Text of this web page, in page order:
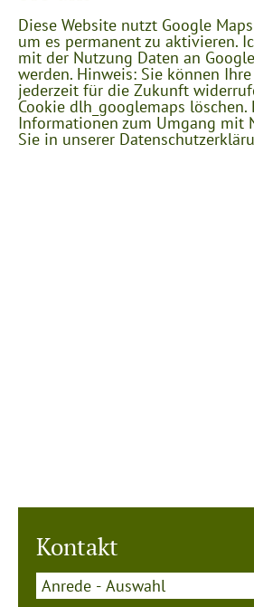
Diese Website nutzt Google
um es permanent zu aktivieren.
mit der Nutzung Daten an
werden. Hinweis: Sie können
jederzeit für die Zukunft
Cookie dlh_googlemaps
Informationen zum Umgang mit
Sie in unserer
Kontakt